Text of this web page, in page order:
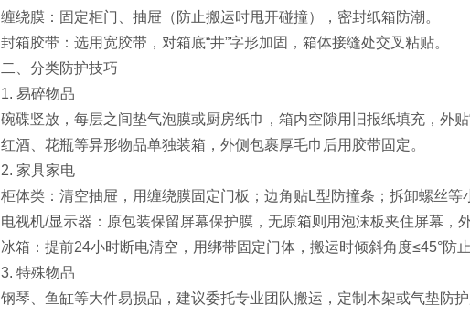
缠绕膜‌：固定柜门、抽屉（防止搬运时甩开碰撞），密封纸箱防潮。
封箱胶带‌：选用宽胶带，对箱底“井”字形加固，箱体接缝处交叉粘贴。
二、分类防护技巧
1. ‌易碎物品‌
碗碟竖放，每层之间垫气泡膜或厨房纸巾，箱内空隙用旧报纸填充，外贴
红酒、花瓶等异形物品单独装箱，外侧包裹厚毛巾后用胶带固定。
2. ‌家具家电‌
柜体类‌：清空抽屉，用缠绕膜固定门板；边角贴L型防撞条；拆卸螺丝
电视机/显示器‌：原包装保留屏幕保护膜，无原箱则用泡沫板夹住屏幕，
冰箱‌：提前24小时断电清空，用绑带固定门体，搬运时倾斜角度≤45°防
3. ‌特殊物品‌
钢琴、鱼缸等大件易损品，建议委托专业团队搬运，定制木架或气垫防